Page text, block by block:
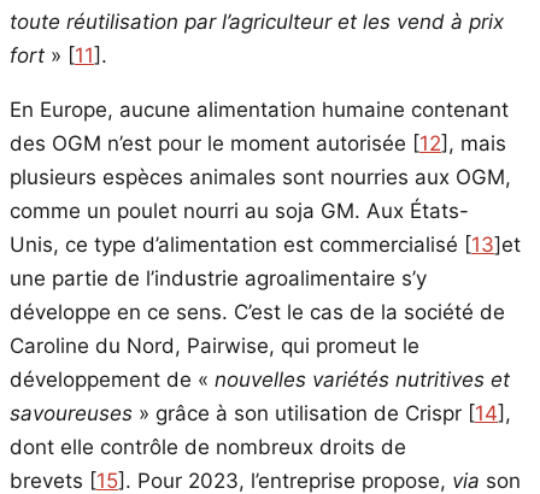
toute réutilisation par l’agriculteur et les vend à prix
fort » [11] .
En Europe, aucune alimentation humaine contenant
des OGM n’est pour le moment autorisée [12] , mais
plusieurs espèces animales sont nourries aux OGM,
comme un poulet nourri au soja GM. Aux États-
Unis, ce type d’alimentation est commercialisé [13]et
une partie de l’industrie agroalimentaire s’y
développe en ce sens. C’est le cas de la société de
Caroline du Nord, Pairwise, qui promeut le
développement de « nouvelles variétés nutritives et
savoureuses » grâce à son utilisation de Crispr [14] ,
dont elle contrôle de nombreux droits de
brevets [15] . Pour 2023, l’entreprise propose, via son